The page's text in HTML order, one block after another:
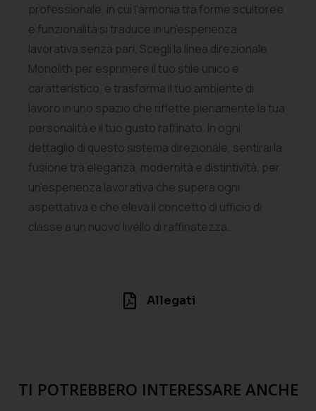
professionale, in cui l’armonia tra forme scultoree
e funzionalità si traduce in un’esperienza
lavorativa senza pari. Scegli la linea direzionale
Monolith per esprimere il tuo stile unico e
caratteristico, e trasforma il tuo ambiente di
lavoro in uno spazio che riflette pienamente la tua
personalità e il tuo gusto raffinato. In ogni
dettaglio di questo sistema direzionale, sentirai la
fusione tra eleganza, modernità e distintività, per
un’esperienza lavorativa che supera ogni
aspettativa e che eleva il concetto di ufficio di
classe a un nuovo livello di raffinatezza.
Allegati
TI POTREBBERO INTERESSARE ANCHE